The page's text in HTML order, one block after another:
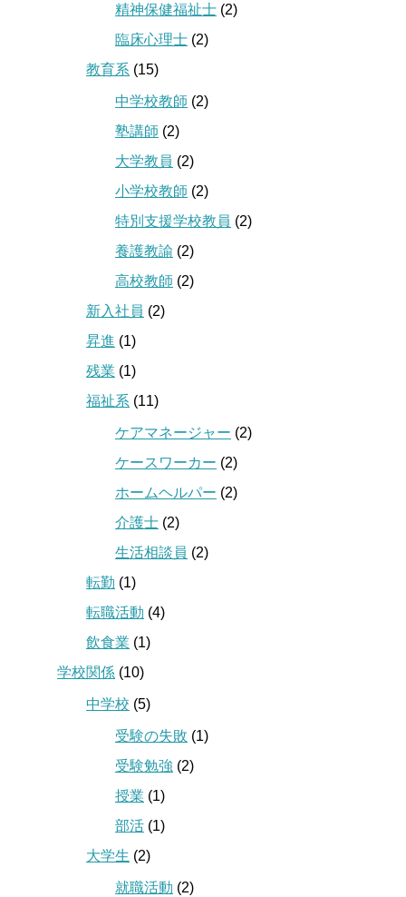
精神保健福祉士 (2)
臨床心理士 (2)
教育系 (15)
中学校教師 (2)
塾講師 (2)
大学教員 (2)
小学校教師 (2)
特別支援学校教員 (2)
養護教諭 (2)
高校教師 (2)
新入社員 (2)
昇進 (1)
残業 (1)
福祉系 (11)
ケアマネージャー (2)
ケースワーカー (2)
ホームヘルパー (2)
介護士 (2)
生活相談員 (2)
転勤 (1)
転職活動 (4)
飲食業 (1)
学校関係 (10)
中学校 (5)
受験の失敗 (1)
受験勉強 (2)
授業 (1)
部活 (1)
大学生 (2)
就職活動 (2)